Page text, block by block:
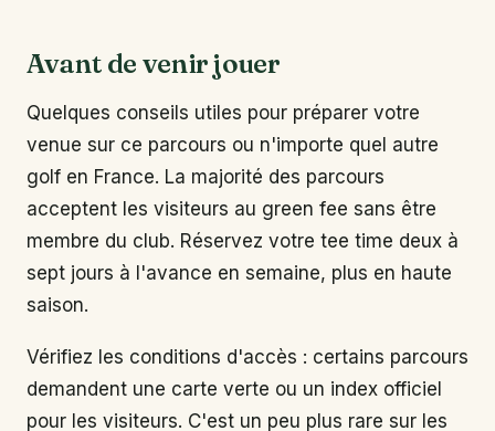
Avant de venir jouer
Quelques conseils utiles pour préparer votre
venue sur ce parcours ou n'importe quel autre
golf en France. La majorité des parcours
acceptent les visiteurs au green fee sans être
membre du club. Réservez votre tee time deux à
sept jours à l'avance en semaine, plus en haute
saison.
Vérifiez les conditions d'accès : certains parcours
demandent une carte verte ou un index officiel
pour les visiteurs. C'est un peu plus rare sur les